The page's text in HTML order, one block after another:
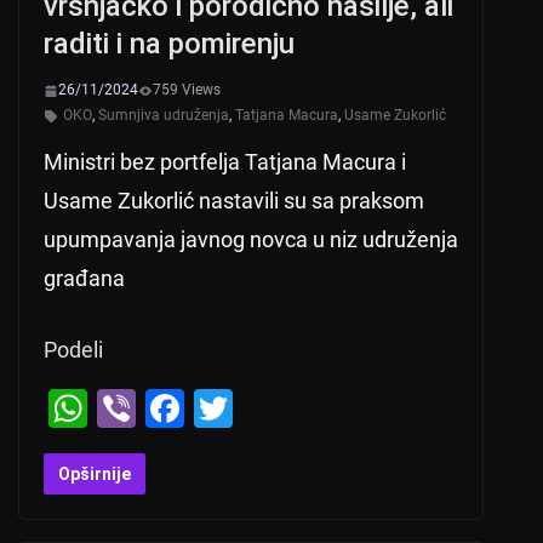
raditi i na pomirenju
26/11/2024
759 Views
OKO, Sumnjiva udruženja, Tatjana Macura, Usame Zukorlić
Ministri bez portfelja Tatjana Macura i
Usame Zukorlić nastavili su sa praksom
upumpavanja javnog novca u niz udruženja
građana
Podeli
W
h
at
Vi
b
er
F
Opširnije